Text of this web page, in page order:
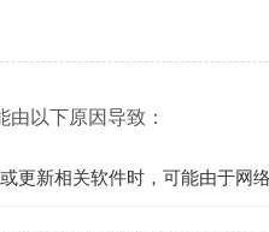
由以下原因导致：
更新相关软件时，可能由于